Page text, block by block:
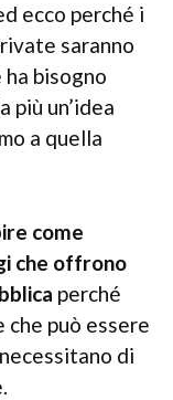
ecco perché i
saranno
bisogno
più un’idea
a quella
come
che offrono
perché
che può essere
di